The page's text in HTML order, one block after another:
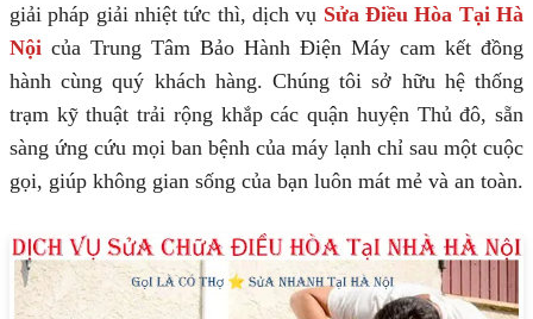
giải pháp giải nhiệt tức thì, dịch vụ Sửa Điều Hòa Tại Hà
Nội của Trung Tâm Bảo Hành Điện Máy cam kết đồng
hành cùng quý khách hàng. Chúng tôi sở hữu hệ thống
trạm kỹ thuật trải rộng khắp các quận huyện Thủ đô, sẵn
sàng ứng cứu mọi ban bệnh của máy lạnh chỉ sau một cuộc
gọi, giúp không gian sống của bạn luôn mát mẻ và an toàn.